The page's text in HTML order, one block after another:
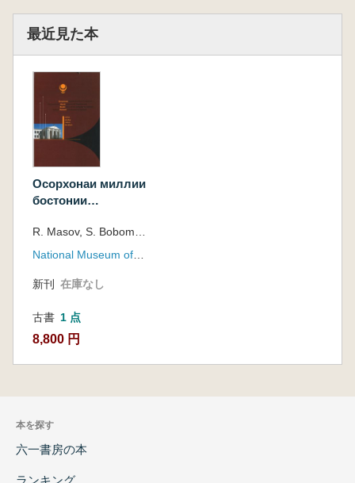
最近見た本
Осорхонаи миллии
бостонии
албом
新刊 在庫なし
古書 1 点
8,800 円
本を探す
六一書房の本
ランキング